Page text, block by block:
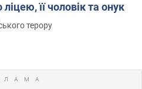
її чоловік та онук
терору